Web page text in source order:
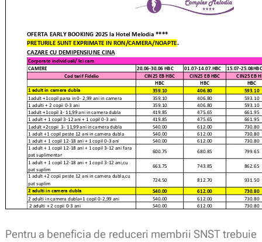
Pentru a beneficia de reduceri membrii SNST trebuie